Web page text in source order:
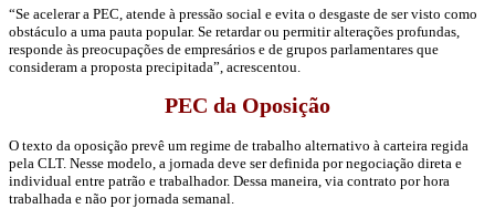
“Se acelerar a PEC, atende à pressão social e evita o desgaste de ser visto como
obstáculo a uma pauta popular. Se retardar ou permitir alterações profundas,
responde às preocupações de empresários e de grupos parlamentares que
consideram a proposta precipitada”, acrescentou.
PEC da Oposição
O texto da oposição prevê um regime de trabalho alternativo à carteira regida
pela CLT. Nesse modelo, a jornada deve ser definida por negociação direta e
individual entre patrão e trabalhador. Dessa maneira, via contrato por hora
trabalhada e não por jornada semanal.